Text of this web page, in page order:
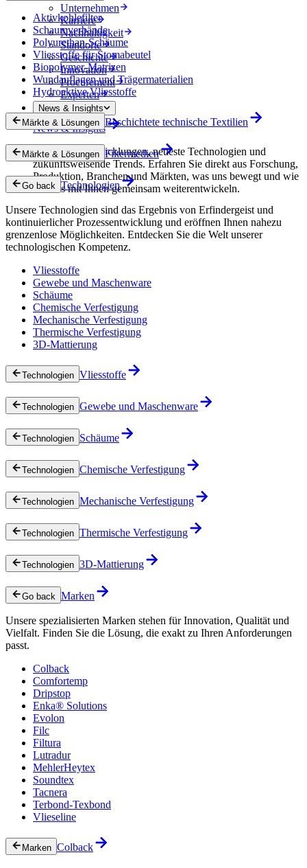
Unternehmen
Karriere
Nachhaltigkeit
Standorte
Geschichte
Innovation
Procurement
Experten
News & Insights
News & Insights
Innovative Entwicklungen, neueste Technologien und
zukunftsweisende Trends. Erfahren Sie direkt aus Forschung,
Produktion, Branchen und Märkten, was uns bewegt und wie
wir uns mit Ihnen gemeinsam weiterentwickeln.
Aktivkohlefilter
Schaumverbände
Polyurethan-Schäume
Vliesstoffe für Stomabeutel
Biopolymer-Matrizen
Wundauflagen und Trägermaterialien
Hydroaktive Vliesstoffe
Märkte & Lösungen Beschichtete technische Textilien
Märkte & Lösungen Filtermedien
Go back Technologien
Unsere Technologien sind das Ergebnis von Erfindergeist und
kontinuierlicher Prozessentwicklung und eröffnen Ihnen nahezu
grenzenlose Möglichkeiten. Entdecken Sie die Welt unserer
technologischen Kompetenz.
Vliesstoffe
Gewebe und Maschenware
Schäume
Chemische Verfestigung
Mechanische Verfestigung
Thermische Verfestigung
3D-Mattierung
Technologien Vliesstoffe
Technologien Gewebe und Maschenware
Technologien Schäume
Technologien Chemische Verfestigung
Technologien Mechanische Verfestigung
Technologien Thermische Verfestigung
Technologien 3D-Mattierung
Go back Marken
Unsere spezialisierten Marken stehen für Innovation, Qualität und
Vielfalt. Finden Sie die Lösung, die exakt zu Ihren Anforderungen
passt.
Colback
Comfortemp
Dripstop
Enka® Solutions
Evolon
Filc
Filtura
Lutradur
MehlerHeytex
Soundtex
Tacnera
Terbond-Texbond
Vlieseline
Marken Colback